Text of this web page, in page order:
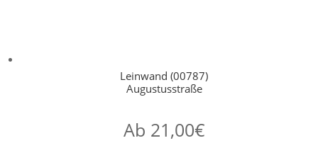
Leinwand (00787)
Augustusstraße
Ab 21,00€